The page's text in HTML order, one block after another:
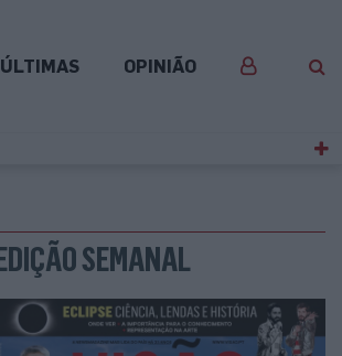
ÚLTIMAS OPINIÃO
SEMANAL